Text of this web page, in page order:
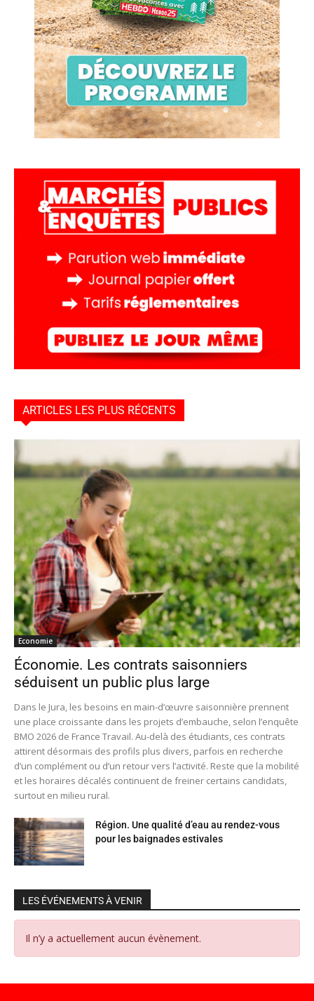
ARTICLES LES PLUS RÉCENTS
Economie
Économie. Les contrats saisonniers
séduisent un public plus large
Dans le Jura, les besoins en main-d’œuvre saisonnière prennent
une place croissante dans les projets d’embauche, selon l’enquête
BMO 2026 de France Travail. Au-delà des étudiants, ces contrats
attirent désormais des profils plus divers, parfois en recherche
d’un complément ou d’un retour vers l’activité. Reste que la mobilité
et les horaires décalés continuent de freiner certains candidats,
surtout en milieu rural.
Région. Une qualité d’eau au rendez-vous
pour les baignades estivales
LES ÉVÉNEMENTS À VENIR
Il n’y a actuellement aucun évènement.